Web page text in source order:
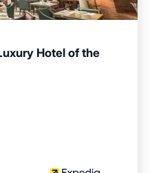
Hotel of the